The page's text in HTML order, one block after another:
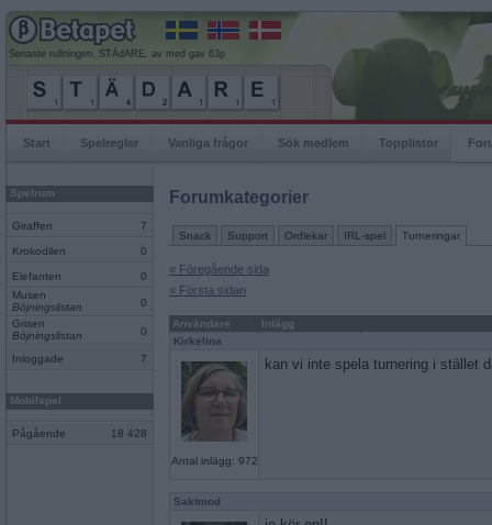
Senaste rullningen, STÄdARE, av med gav 63p
Start Spelregler Vanliga frågor Sök medlem Topplistor
Spelrum
Giraffen 7
Krokodilen 0
Elefanten
0
Musen
Böjningslistan
0
Grisen
Böjningslistan
0
Inloggade 7
Mobilspel
Pågående 18 428
Forumkategorier
Snack Support Ordlekar IRL-spel Turneringar
« Föregående sida
« Första sidan
Användare
Inlägg
Kirkelina
Antal inlägg: 972
kan vi inte spela turnering i stället
Saktmod